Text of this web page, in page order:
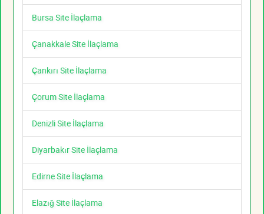
Bursa Site İlaçlama
Çanakkale Site İlaçlama
Çankırı Site İlaçlama
Çorum Site İlaçlama
Denizli Site İlaçlama
Diyarbakır Site İlaçlama
Edirne Site İlaçlama
Elazığ Site İlaçlama